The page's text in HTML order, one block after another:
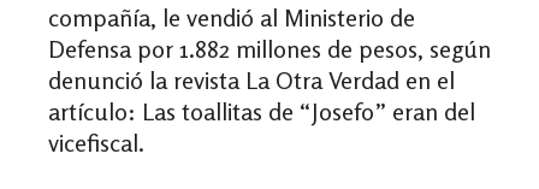
compañía, le vendió al Ministerio de
Defensa por 1.882 millones de pesos, según
denunció la revista La Otra Verdad en el
artículo: Las toallitas de “Josefo” eran del
vicefiscal.